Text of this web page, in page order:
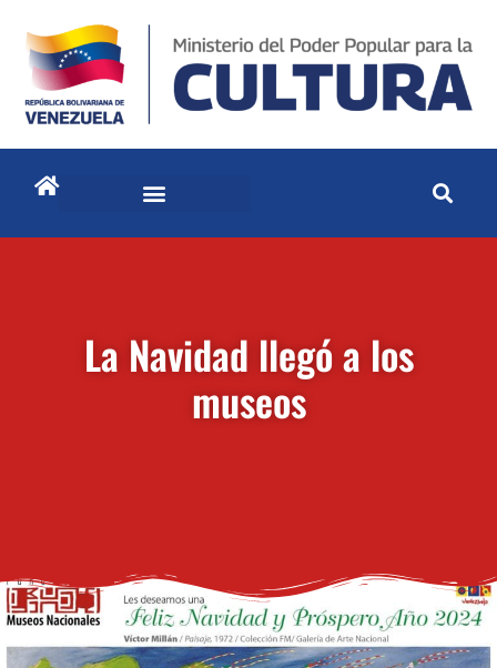
La Navidad llegó a los
museos